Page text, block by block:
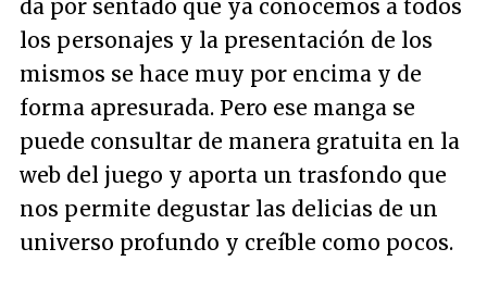
da por sentado que ya conocemos a todos
los personajes y la presentación de los
mismos se hace muy por encima y de
forma apresurada. Pero ese manga se
puede consultar de manera gratuita en la
web del juego y aporta un trasfondo que
nos permite degustar las delicias de un
universo profundo y creíble como pocos.